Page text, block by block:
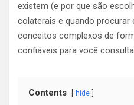
existem (e por que são
colaterais e quando procurar
conceitos complexos de
confiáveis para você
Contents hide